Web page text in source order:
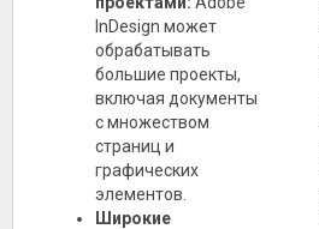
InDesign может
обрабатывать
большие проекты,
включая документы
с множеством
страниц и
графических
элементов.
Широкие